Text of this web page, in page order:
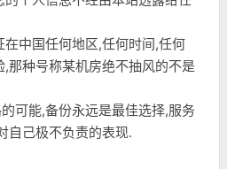
中国任何地区,任何时间,任何
那种号称某机房绝不抽风的不是
可能,备份永远是最佳选择,服务
自己极不负责的表现.